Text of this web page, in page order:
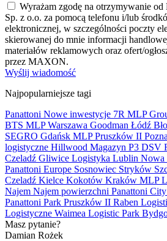
Wyrażam zgodę na otrzymywanie
Sp. z o.o. za pomocą telefonu i/lub
elektronicznej, w szczególności poczty
skierowanej do mnie informacji
materiałów reklamowych oraz ofert/
przez MAXON.
Wyślij wiadomość
Najpopularniejsze tagi
Panattoni Nowe inwestycje 7R MLP
BTS MLPWarszawa Goodman Łódź
SEGRO Gdańsk MLP Pruszków II
logistyczne Hillwood Magazyn P3 DSV
Czeladź Gliwice Logistyka Lublin Nowa
Panattoni Europe Sosnowiec Stryków
Czeladź Kielce Kokotów Kraków MLP
Najem Najem powierzchni Panattoni
Panattoni Park Pruszków II Raben
Logistyczne Waimea Logistic Park
Masz pytanie?
Damian Rożek